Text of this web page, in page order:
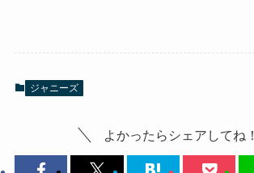
ジャニーズ
よかったらシェアしてね！